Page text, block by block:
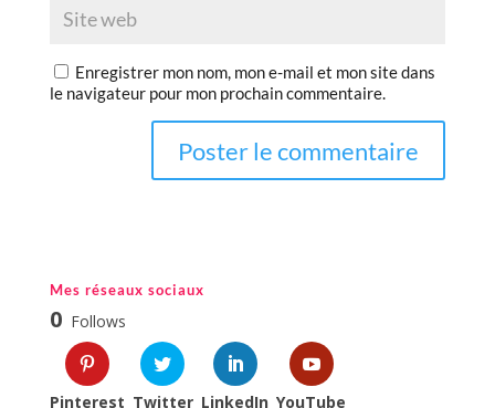
Enregistrer mon nom, mon e-mail et mon site dans
le navigateur pour mon prochain commentaire.
Mes réseaux sociaux
0 Follows
Pinterest Twitter LinkedIn YouTube